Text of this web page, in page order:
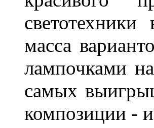
масса
лампочками
самых
композиции -